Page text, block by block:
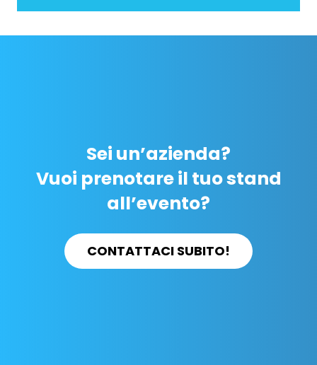
Sei un’azienda?
Vuoi prenotare il tuo stand
all’evento?
CONTATTACI SUBITO!